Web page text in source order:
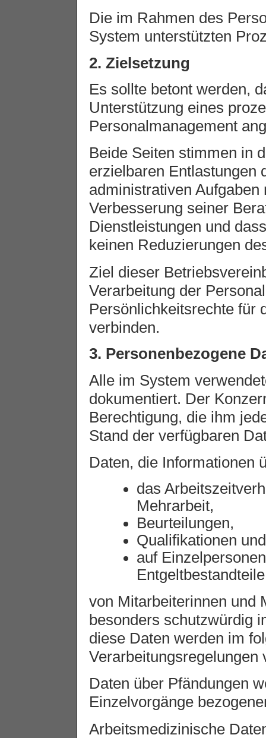
Die im Rahmen des
System unterstützten
2. Zielsetzung
Es sollte betont werden,
Unterstützung eines
Personalmanagement
Beide Seiten stimmen in
erzielbaren Entlastungen
administrativen
Verbesserung seiner
Dienstleistungen und
keinen Reduzierungen
Ziel dieser
Verarbeitung der
Persönlichkeitsrechte für
verbinden.
3. Personenbezogene
Alle im System
dokumentiert. Der
Berechtigung, die ihm
Stand der verfügbaren
Daten, die Informationen
das
Mehrarbeit,
Beurteilungen,
Qualifikationen und
auf
von Mitarbeiterinnen und
besonders schutzwürdig
diese Daten werden im
Verarbeitungsregelungen
Daten über Pfändungen
Einzelvorgänge
Arbeitsmedizinische